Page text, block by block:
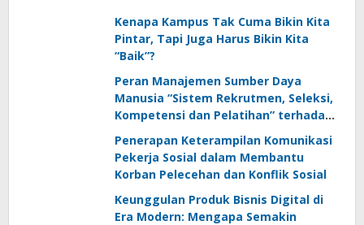
Kenapa Kampus Tak Cuma Bikin Kita
Pintar, Tapi Juga Harus Bikin Kita
“Baik”?
Peran Manajemen Sumber Daya
Manusia “Sistem Rekrutmen, Seleksi,
Kompetensi dan Pelatihan” terhadap
Keunggulan Kompetitif: Literature
Review
Penerapan Keterampilan Komunikasi
Pekerja Sosial dalam Membantu
Korban Pelecehan dan Konflik Sosial
Keunggulan Produk Bisnis Digital di
Era Modern: Mengapa Semakin